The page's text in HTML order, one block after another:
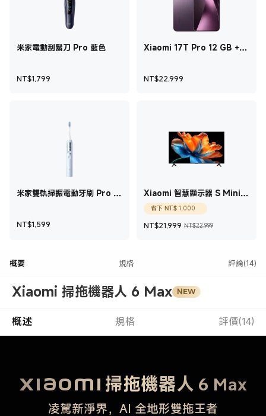
米家電動刮鬍刀 Pro 藍色
NT$1,799
Xiaomi 17T Pro 12 GB +
NT$22,999
米家雙軌掃振電動牙刷 Pro 藍
NT$1,599
Xiaomi 智慧顯示器 S Mini
LED 2026 65型
省下 NT$ 1,000 現價 NT$1,000
NT$21,999 現價 NT$21,999
NT$22,999銷售價格
概要 規格 評論(14)